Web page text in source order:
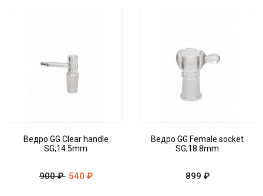
Ведро GG Clear handle
SG;14.5mm
900 ₽ 540 ₽
Ведро GG Female socket
SG;18.8mm
899 ₽